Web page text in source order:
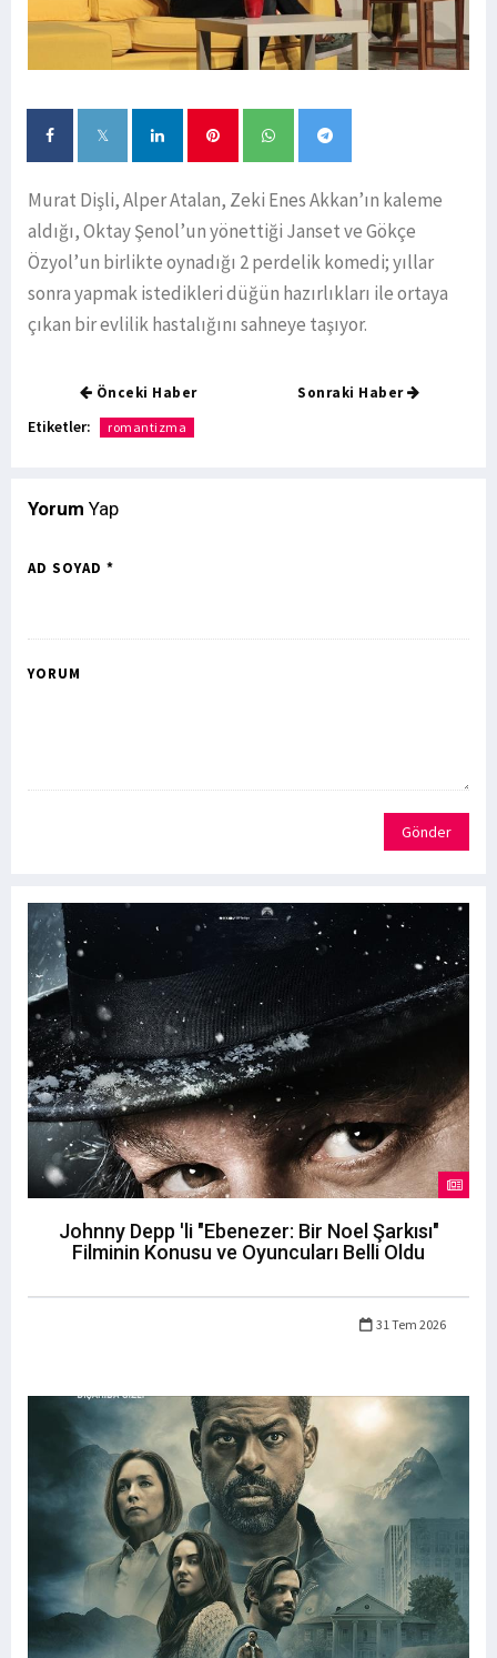
Murat Dişli, Alper Atalan, Zeki Enes Akkan’ın kaleme
aldığı, Oktay Şenol’un yönettiği Janset ve Gökçe
Özyol’un birlikte oynadığı 2 perdelik komedi; yıllar
sonra yapmak istedikleri düğün hazırlıkları ile ortaya
çıkan bir evlilik hastalığını sahneye taşıyor.
Önceki Haber Sonraki Haber
Etiketler: romantizma
Yorum Yap
AD SOYAD *
YORUM
Gönder
Johnny Depp 'li "Ebenezer: Bir Noel Şarkısı"
Filminin Konusu ve Oyuncuları Belli Oldu
31 Tem 2026